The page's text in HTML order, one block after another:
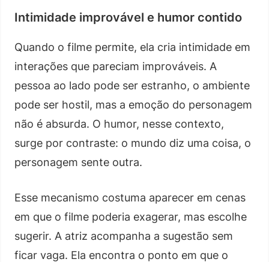
Intimidade improvável e humor contido
Quando o filme permite, ela cria intimidade em
interações que pareciam improváveis. A
pessoa ao lado pode ser estranho, o ambiente
pode ser hostil, mas a emoção do personagem
não é absurda. O humor, nesse contexto,
surge por contraste: o mundo diz uma coisa, o
personagem sente outra.
Esse mecanismo costuma aparecer em cenas
em que o filme poderia exagerar, mas escolhe
sugerir. A atriz acompanha a sugestão sem
ficar vaga. Ela encontra o ponto em que o